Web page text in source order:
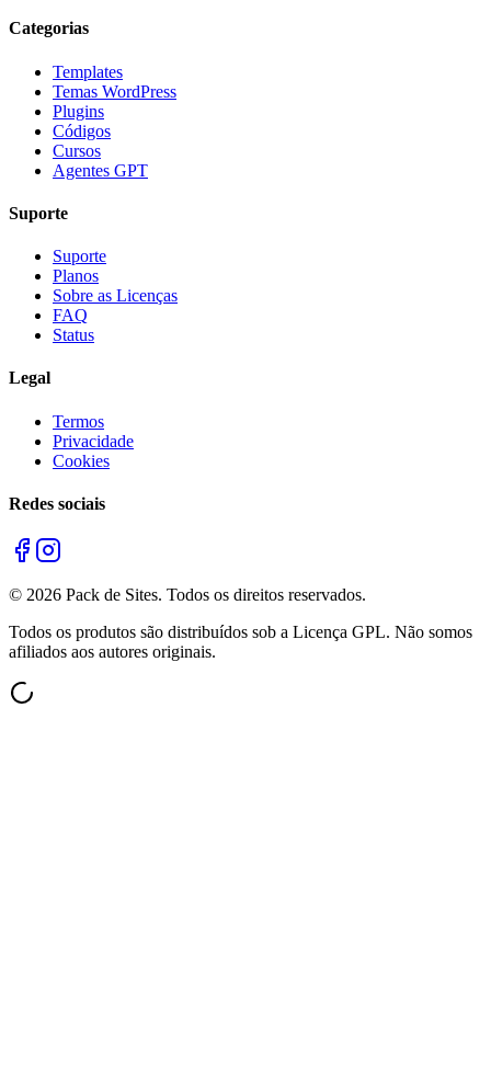
Categorias
Templates
Temas WordPress
Plugins
Códigos
Cursos
Agentes GPT
Suporte
Suporte
Planos
Sobre as Licenças
FAQ
Status
Legal
Termos
Privacidade
Cookies
Redes sociais
© 2026 Pack de Sites. Todos os direitos reservados.
Todos os produtos são distribuídos sob a Licença GPL. Não somos
afiliados aos autores originais.